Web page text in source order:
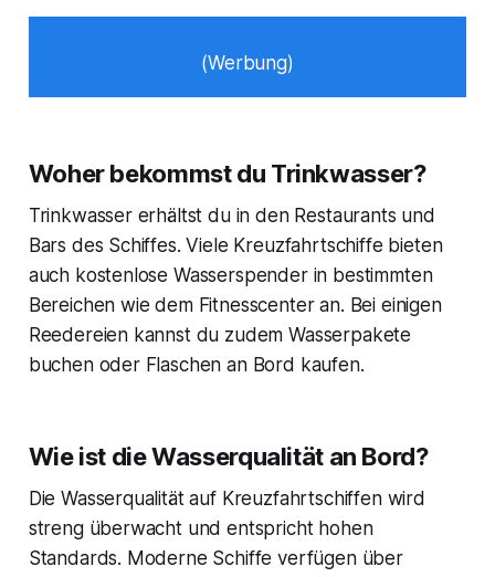
(Werbung)
Woher bekommst du Trinkwasser?
Trinkwasser erhältst du in den Restaurants und
Bars des Schiffes. Viele Kreuzfahrtschiffe bieten
auch kostenlose Wasserspender in bestimmten
Bereichen wie dem Fitnesscenter an. Bei einigen
Reedereien kannst du zudem Wasserpakete
buchen oder Flaschen an Bord kaufen.
Wie ist die Wasserqualität an Bord?
Die Wasserqualität auf Kreuzfahrtschiffen wird
streng überwacht und entspricht hohen
Standards. Moderne Schiffe verfügen über